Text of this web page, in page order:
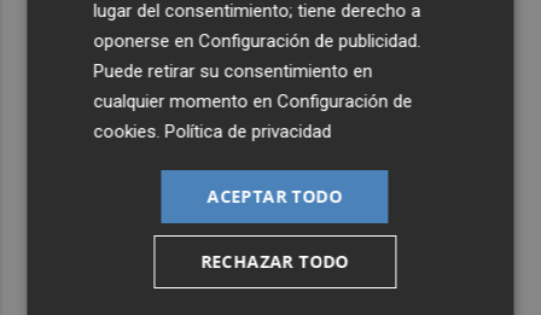
lugar del consentimiento; tiene derecho a
oponerse enConfiguración de publicidad.
Puede retirar su consentimiento en
cualquier momento enConfiguración de
cookies.Política de privacidad
ACEPTAR TODO
RECHAZAR TODO